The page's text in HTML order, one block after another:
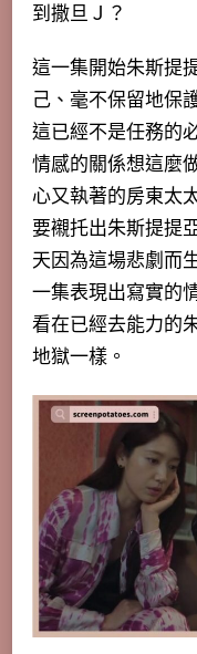
到撒旦Ｊ？
這一集開始朱斯提
己、 毫不保留地保
這已經不是任務的
情感的關係想這麼
心又執著的房東太
要襯托出朱斯提提
天因為這場悲劇而
一集表現出寫實的
看在已經去能力的
地獄一樣。